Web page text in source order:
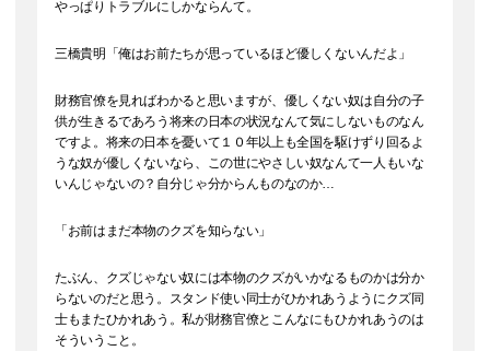
やっぱりトラブルにしかならんて。
三橋貴明「俺はお前たちが思っているほど優しくないんだよ」
財務官僚を見ればわかると思いますが、優しくない奴は自分の子
供が生きるであろう将来の日本の状況なんて気にしないものなん
ですよ。将来の日本を憂いて１０年以上も全国を駆けずり回るよ
うな奴が優しくないなら、この世にやさしい奴なんて一人もいな
いんじゃないの？自分じゃ分からんものなのか…
「お前はまだ本物のクズを知らない」
たぶん、クズじゃない奴には本物のクズがいかなるものかは分か
らないのだと思う。スタンド使い同士がひかれあうようにクズ同
士もまたひかれあう。私が財務官僚とこんなにもひかれあうのは
そういうこと。